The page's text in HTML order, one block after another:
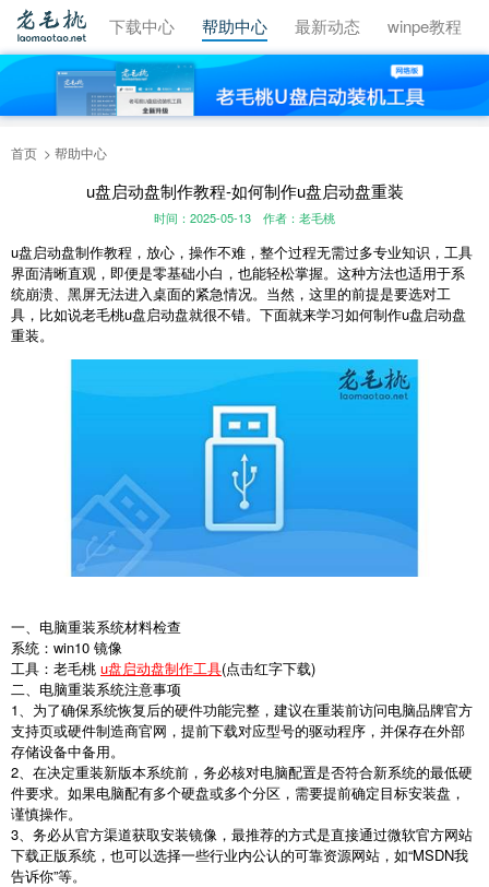
视频教程 下载中心 帮助中心 最新动态 winpe教程
首页 帮助中心
u盘启动盘制作教程-如何制作u盘启动盘重装
时间：2025-05-13 作者：老毛桃
u盘启动盘制作教程，放心，操作不难，整个过程无需过多专业知识，工具
界面清晰直观，即便是零基础小白，也能轻松掌握。这种方法也适用于系
统崩溃、黑屏无法进入桌面的紧急情况。当然，这里的前提是要选对工
具，比如说老毛桃u盘启动盘就很不错。下面就来学习如何制作u盘启动盘
重装。
一、电脑重装系统材料检查
系统：win10 镜像
工具：老毛桃 u盘启动盘制作工具(点击红字下载)
二、电脑重装系统注意事项
1、为了确保系统恢复后的硬件功能完整，建议在重装前访问电脑品牌官方
支持页或硬件制造商官网，提前下载对应型号的驱动程序，并保存在外部
存储设备中备用。
2、在决定重装新版本系统前，务必核对电脑配置是否符合新系统的最低硬
件要求。如果电脑配有多个硬盘或多个分区，需要提前确定目标安装盘，
谨慎操作。
3、务必从官方渠道获取安装镜像，最推荐的方式是直接通过微软官方网站
下载正版系统，也可以选择一些行业内公认的可靠资源网站，如“MSDN我
告诉你”等。